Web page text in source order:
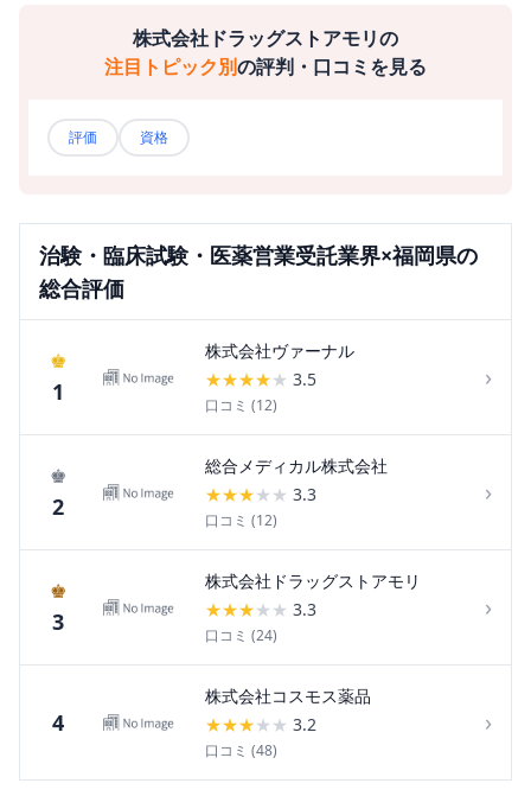
株式会社ドラッグストアモリの
注目トピック別の評判・口コミを見る
評価 資格
治験・臨床試験・医薬営業受託業界×福岡県の
総合評価
♚
1
株式会社ヴァーナル
★★★★★ 3.5
口コミ (12)
›
♚
2
総合メディカル株式会社
★★★★ ★ 3.3
口コミ (12)
›
♚
3
株式会社ドラッグストアモリ
★★★★ ★ 3.3
口コミ (24)
›
4
株式会社コスモス薬品
★★★★ ★ 3.2
口コミ (48)
›